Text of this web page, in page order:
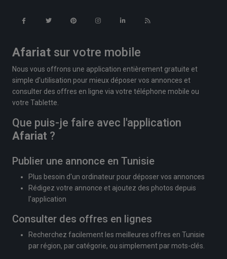
Afariat sur votre mobile
Nous vous offrons une application entièrement gratuite et
simple d'utilisation pour mieux déposer vos annonces et
consulter des offres en ligne via votre téléphone mobile ou
votre Tablette.
Que puis-je faire avec l'application
Afariat ?
Publier une annonce en Tunisie
Plus besoin d'un ordinateur pour déposer vos annonces
Rédigez votre annonce et ajoutez des photos depuis
l'application
Consulter des offres en lignes
Recherchez facilement les meilleures offres en Tunisie
par région, par catégorie, ou simplement par mots-clés.